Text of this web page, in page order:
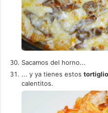
Sacamos del horno...
... y ya tienes estos
calentitos.